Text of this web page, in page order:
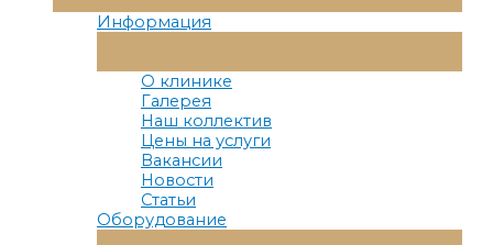
Меню
Информация
Меню
О клинике
Галерея
Наш коллектив
Цены на услуги
Вакансии
Новости
Статьи
Оборудование